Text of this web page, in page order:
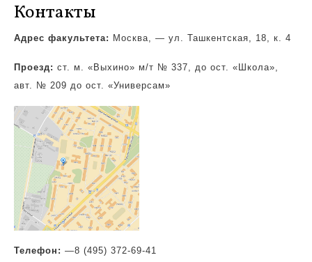
Контакты
Адрес факультета: Москва, — ул. Ташкентская, 18, к. 4
Проезд: ст. м. «Выхино» м/т № 337, до ост. «Школа»,
авт. № 209 до ост. «Универсам»
Телефон: —8 (495) 372-69-41